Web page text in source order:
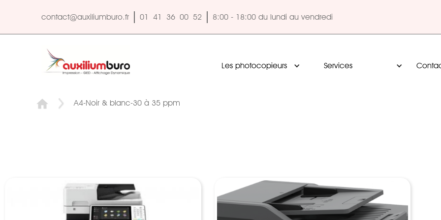
contact@auxiliumburo.fr 01 41 36 00 52 8:00 - 18:00 du lundi au vendredi
Les photocopieurs Services
A4-Noir & blanc-30 à 35 ppm